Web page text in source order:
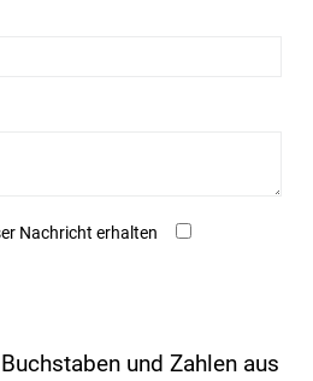
Nachricht erhalten
und Zahlen aus